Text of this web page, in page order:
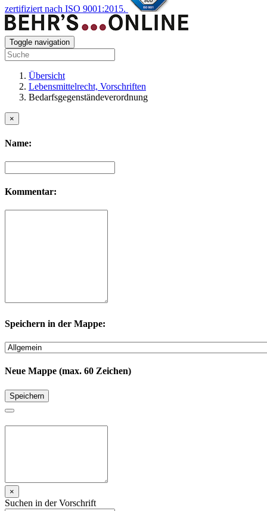
zertifiziert nach ISO 9001:2015.
Toggle navigation
Übersicht
Lebensmittelrecht, Vorschriften
Bedarfsgegenständeverordnung
×
Name:
Kommentar:
Speichern in der Mappe:
Neue Mappe (max. 60 Zeichen)
Speichern
×
Suchen in der Vorschrift